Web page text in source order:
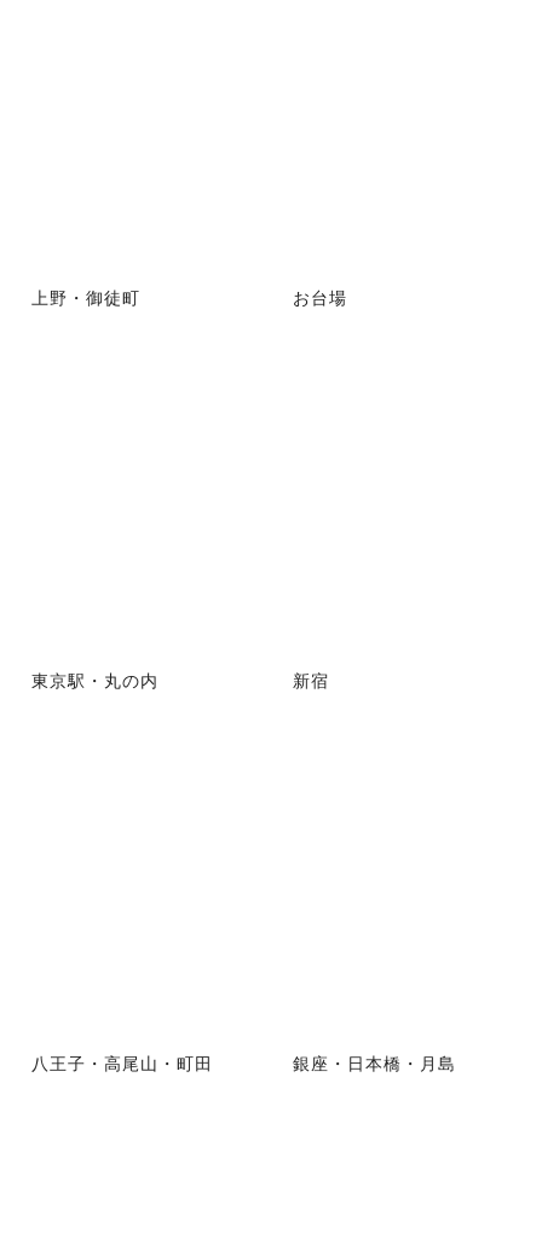
上野・御徒町 お台場
東京駅・丸の内 新宿
八王子・高尾山・町田 銀座・日本橋・月島